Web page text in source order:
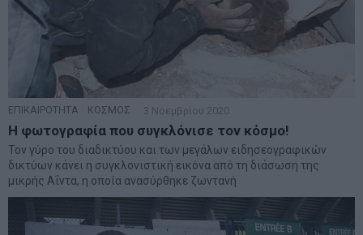
ΕΠΙΚΑΙΡΟΤΗΤΑ ΚΟΣΜΟΣ 3 Νοεμβρίου 2020
Η φωτογραφία που συγκλόνισε τον κόσμο!
Τον γύρο του διαδικτύου και των μεγάλων ειδησεογραφικών
δικτύων κάνει η συγκλονιστική εικόνα από τη διάσωση της
μικρής Αΐντα, η οποία ανασύρθηκε ζωντανή